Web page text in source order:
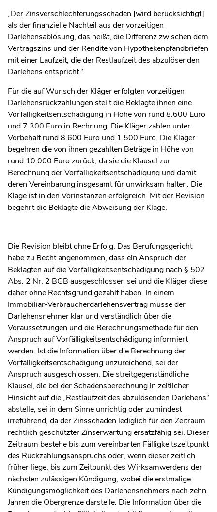
„Der Zinsverschlechterungsschaden [wird berücksichtigt]
als der finanzielle Nachteil aus der vorzeitigen
Darlehensablösung, das heißt, die Differenz zwischen dem
Vertragszins und der Rendite von Hypothekenpfandbriefen
mit einer Laufzeit, die der Restlaufzeit des abzulösenden
Darlehens entspricht.“
Für die auf Wunsch der Kläger erfolgten vorzeitigen
Darlehensrückzahlungen stellt die Beklagte ihnen eine
Vorfälligkeitsentschädigung in Höhe von rund 8.600 Euro
und 7.300 Euro in Rechnung. Die Kläger zahlen unter
Vorbehalt rund 8.600 Euro und 1.500 Euro. Die Kläger
begehren die von ihnen gezahlten Beträge in Höhe von
rund 10.000 Euro zurück, da sie die Klausel zur
Berechnung der Vorfälligkeitsentschädigung und damit
deren Vereinbarung insgesamt für unwirksam halten. Die
Klage ist in den Vorinstanzen erfolgreich. Mit der Revision
begehrt die Beklagte die Abweisung der Klage.
Die Revision bleibt ohne Erfolg. Das Berufungsgericht
habe zu Recht angenommen, dass ein Anspruch der
Beklagten auf die Vorfälligkeitsentschädigung nach § 502
Abs. 2 Nr. 2 BGB ausgeschlossen sei und die Kläger diese
daher ohne Rechtsgrund gezahlt haben. In einem
Immobiliar-Verbraucherdarlehensvertrag müsse der
Darlehensnehmer klar und verständlich über die
Voraussetzungen und die Berechnungsmethode für den
Anspruch auf Vorfälligkeitsentschädigung informiert
werden. Ist die Information über die Berechnung der
Vorfälligkeitsentschädigung unzureichend, sei der
Anspruch ausgeschlossen. Die streitgegenständliche
Klausel, die bei der Schadensberechnung in zeitlicher
Hinsicht auf die „Restlaufzeit des abzulösenden Darlehens“
abstelle, sei in dem Sinne unrichtig oder zumindest
irreführend, da der Zinsschaden lediglich für den Zeitraum
rechtlich geschützter Zinserwartung ersatzfähig sei. Dieser
Zeitraum bestehe bis zum vereinbarten Fälligkeitszeitpunkt
des Rückzahlungsanspruchs oder, wenn dieser zeitlich
früher liege, bis zum Zeitpunkt des Wirksamwerdens der
nächsten zulässigen Kündigung, wobei die erstmalige
Kündigungsmöglichkeit des Darlehensnehmers nach zehn
Jahren die Obergrenze darstelle. Die Information über die